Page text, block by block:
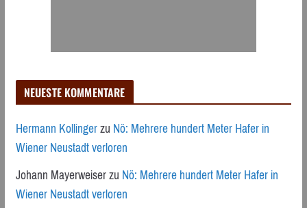
NEUESTE KOMMENTARE
Hermann KollingerzuNö: Mehrere hundert Meter Hafer in
Wiener Neustadt verloren
Johann MayerweiserzuNö: Mehrere hundert Meter Hafer in
Wiener Neustadt verloren